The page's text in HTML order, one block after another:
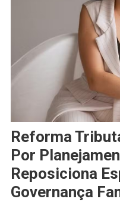
Reforma
Por
Reposiciona
Governança